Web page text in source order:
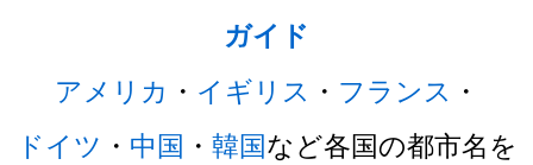
ガイド
アメリカ ・ イギリス ・ フランス ・
ドイツ ・ 中国 ・ 韓国など各国の都市名を